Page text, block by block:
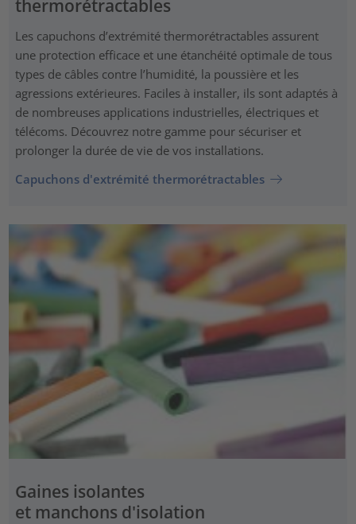
thermorétractables
Les capuchons d’extrémité thermorétractables assurent
une protection efficace et une étanchéité optimale de tous
types de câbles contre l’humidité, la poussière et les
agressions extérieures. Faciles à installer, ils sont adaptés à
de nombreuses applications industrielles, électriques et
télécoms. Découvrez notre gamme pour sécuriser et
prolonger la durée de vie de vos installations.
Capuchons d'extrémité thermorétractables
Gaines isolantes
et manchons d'isolation